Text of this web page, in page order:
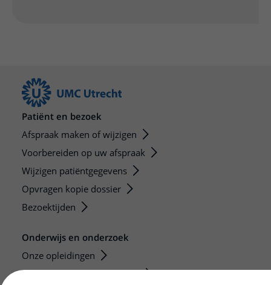
Patiënt en bezoek
Afspraak maken of wijzigen
Voorbereiden op uw afspraak
Wijzigen patiëntgegevens
Opvragen kopie dossier
Bezoektijden
Onderwijs en onderzoek
Onze opleidingen
De Nieuwe Utrechtse School